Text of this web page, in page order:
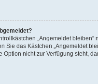
„Angemeldet
Sie das Kästchen „Angemeldet
Option nicht zur Verfügung steht,